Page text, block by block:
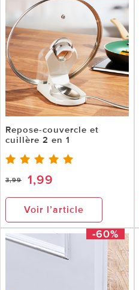
Repose-couvercle et
cuillère 2 en 1
3,99 1,99
Voir l’article
-60%